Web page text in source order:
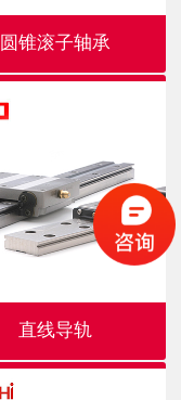
圆锥滚子轴承
直线导轨